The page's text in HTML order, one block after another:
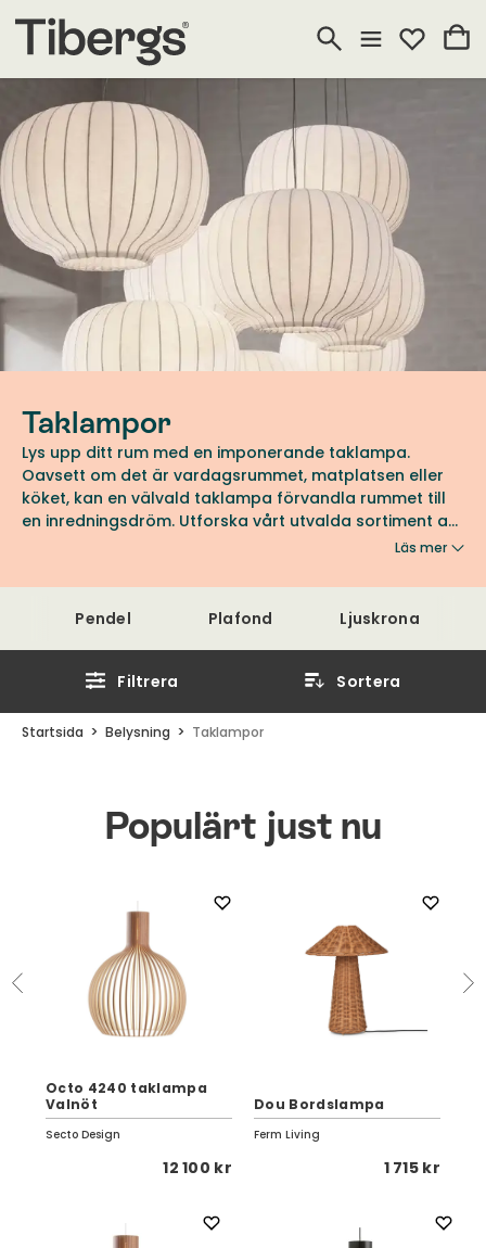
Taklampor
Lys upp ditt rum med en imponerande taklampa.
Oavsett om det är vardagsrummet, matplatsen eller
köket, kan en välvald taklampa förvandla rummet till
en inredningsdröm. Utforska vårt utvalda sortiment av
taklampor, takkronor och plafonder från ledande
Rydéns. Varje lampa är noggrant utvald för att ge din
inredning det där lilla extra och skapa en oöverträffad
Läs mer
Pendel Plafond Ljuskrona
Filtrera Sortera
Startsida Belysning Taklampor
Populärt just nu
Octo 4240 taklampa
Valnöt
Secto Design
12 100 kr
Dou Bordslampa
Ferm Living
1 715 kr